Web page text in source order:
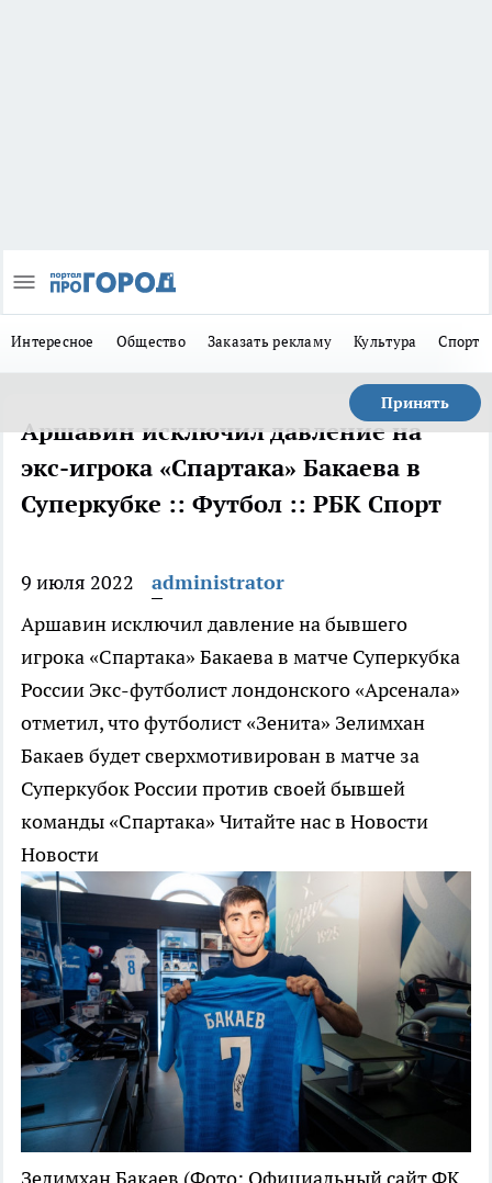
Интересное Общество Заказать рекламу Культура Спорт
Принять
Аршавин исключил давление на
экс-игрока «Спартака» Бакаева в
Суперкубке :: Футбол :: РБК Спорт
9 июля 2022
administrator
Аршавин исключил давление на бывшего
игрока «Спартака» Бакаева в матче Суперкубка
России Экс-футболист лондонского «Арсенала»
отметил, что футболист «Зенита» Зелимхан
Бакаев будет сверхмотивирован в матче за
Суперкубок России против своей бывшей
команды «Спартака» Читайте нас в Новости
Новости